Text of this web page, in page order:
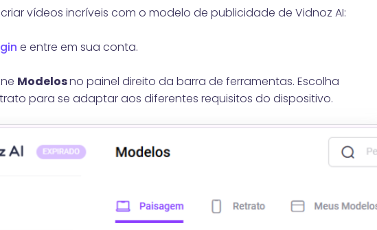
vídeos incríveis com o modelo de publicidade de Vidnoz AI:
e entre em sua conta.
Modelosno painel direito da barra de ferramentas. Escolha
para se adaptar aos diferentes requisitos do dispositivo.